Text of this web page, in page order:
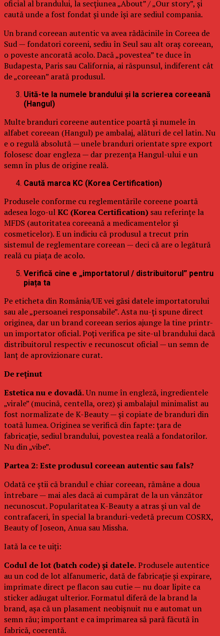
oficial al brandului, la secțiunea „About” / „Our story”, și
caută unde a fost fondat și unde își are sediul compania.
Un brand coreean autentic va avea rădăcinile în Coreea de
Sud — fondatori coreeni, sediu în Seul sau alt oraș coreean,
o poveste ancorată acolo. Dacă „povestea” te duce în
Budapesta, Paris sau California, ai răspunsul, indiferent cât
de „coreean” arată produsul.
Uită-te la numele brandului și la scrierea coreeană
(Hangul)
Multe branduri coreene autentice poartă și numele în
alfabet coreean (Hangul) pe ambalaj, alături de cel latin. Nu
e o regulă absolută — unele branduri orientate spre export
folosesc doar engleza — dar prezența Hangul-ului e un
semn în plus de origine reală.
Caută marca KC (Korea Certification)
Produsele conforme cu reglementările coreene poartă
adesea logo-ulKC (Korea Certification) sau referințe la
MFDS (autoritatea coreeană a medicamentelor și
cosmeticelor). E un indiciu că produsul a trecut prin
sistemul de reglementare coreean — deci că are o legătură
reală cu piața de acolo.
Verifică cine e „importatorul / distribuitorul” pentru
piața ta
Pe eticheta din România/UE vei găsi datele importatorului
sau ale „persoanei responsabile”. Asta nu-ți spune direct
originea, dar un brand coreean serios ajunge la tine printr-
un importator oficial. Poți verifica pe site-ul brandului dacă
distribuitorul respectiv e recunoscut oficial — un semn de
lanț de aprovizionare curat.
De reținut
Estetica nu e dovadă.Un nume în engleză, ingredientele
„virale” (mucină, centella, orez) și ambalajul minimalist au
fost normalizate de K-Beauty — și copiate de branduri din
toată lumea. Originea se verifică din fapte: țara de
fabricație, sediul brandului, povestea reală a fondatorilor.
Nu din „vibe”.
Partea 2: Este produsul coreean autentic sau fals?
Odată ce știi că brandul e chiar coreean, rămâne a doua
întrebare — mai ales dacă ai cumpărat de la un vânzător
necunoscut. Popularitatea K-Beauty a atras și un val de
contrafaceri, în special la branduri-vedetă precum COSRX,
Beauty of Joseon, Anua sau Missha.
Iată la ce te uiți:
Codul de lot (batch code) și datele.Produsele autentice
au un cod de lot alfanumeric, dată de fabricație și expirare,
imprimate direct pe flacon sau cutie — nu doar lipite ca
sticker adăugat ulterior. Formatul diferă de la brand la
brand, așa că un plasament neobișnuit nu e automat un
semn rău; important e ca imprimarea să pară făcută în
fabrică, coerentă.